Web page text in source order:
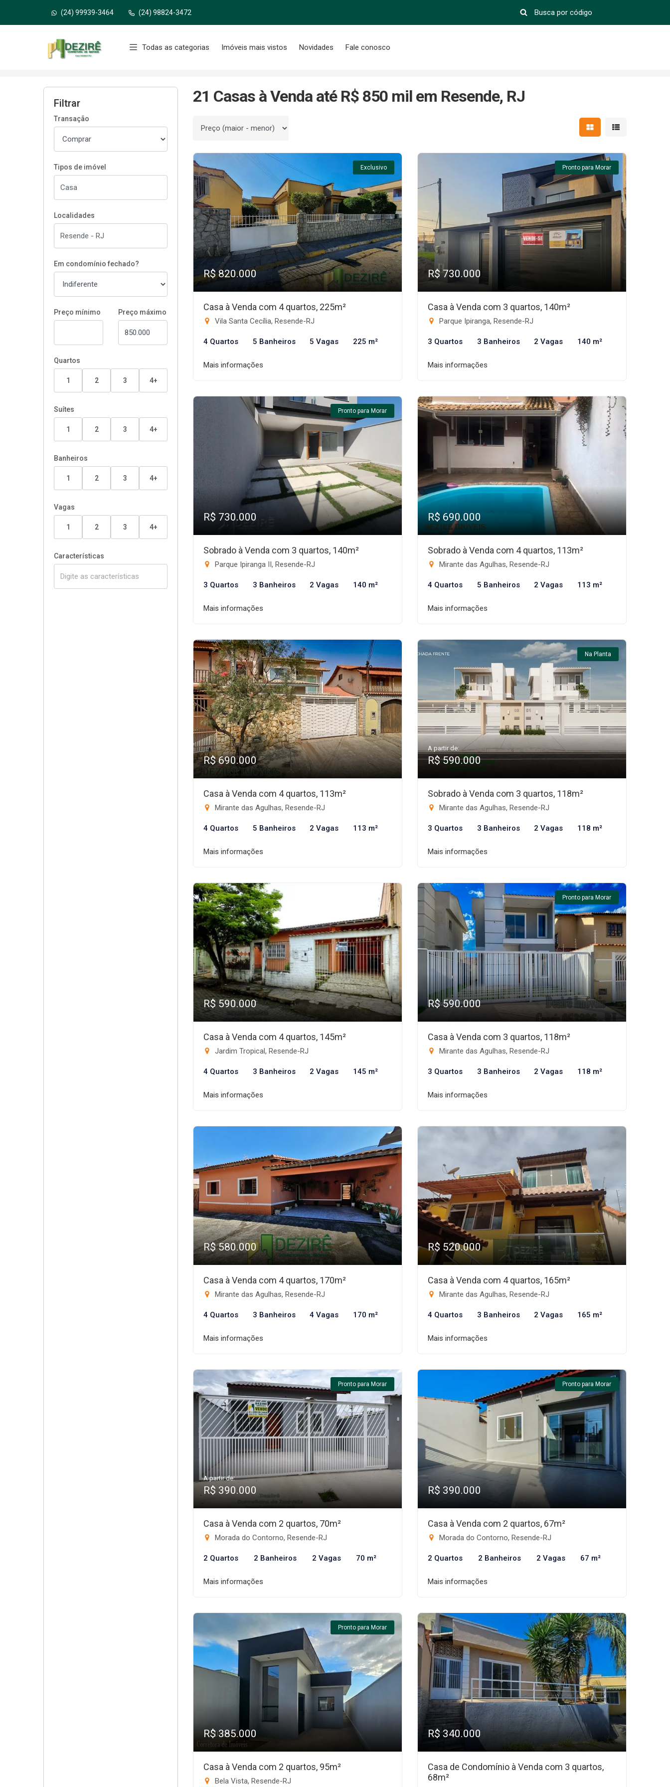
(24) 99939-3464 (24) 98824-3472
Página inicial
Todas as categorias Imóveis mais vistos Novidades Fale conosco
Filtrar
Transação
Tipos de imóvel
Localidades
Em condomínio fechado?
Preço mínimo Preço máximo
Quartos
1 2 3 4+
Suítes
1 2 3 4+
Banheiros
1 2 3 4+
Vagas
1 2 3 4+
Características
21 Casas à Venda até R$ 850 mil em Resende, RJ
Ordenar por Mostrar resultados em
Mostrar
Exclusivo
R$ 820.000
Casa à Venda com 4 quartos, 225m²
Vila Santa Cecília, Resende-RJ
4 Quartos 5 Banheiros 5 Vagas 225 m²
Mais informações
Pronto para Morar
R$ 730.000
Casa à Venda com 3 quartos, 140m²
Parque Ipiranga, Resende-RJ
3 Quartos 3 Banheiros 2 Vagas 140 m²
Mais informações
Pronto para Morar
R$ 730.000
Sobrado à Venda com 3 quartos, 140m²
Parque Ipiranga II, Resende-RJ
3 Quartos 3 Banheiros 2 Vagas 140 m²
Mais informações
R$ 690.000
Sobrado à Venda com 4 quartos, 113m²
Mirante das Agulhas, Resende-RJ
4 Quartos 5 Banheiros 2 Vagas 113 m²
Mais informações
R$ 690.000
Casa à Venda com 4 quartos, 113m²
Mirante das Agulhas, Resende-RJ
4 Quartos 5 Banheiros 2 Vagas 113 m²
Mais informações
Na Planta
A partir de:
R$ 590.000
Sobrado à Venda com 3 quartos, 118m²
Mirante das Agulhas, Resende-RJ
3 Quartos 3 Banheiros 2 Vagas 118 m²
Mais informações
R$ 590.000
Casa à Venda com 4 quartos, 145m²
Jardim Tropical, Resende-RJ
4 Quartos 3 Banheiros 2 Vagas 145 m²
Mais informações
Pronto para Morar
R$ 590.000
Casa à Venda com 3 quartos, 118m²
Mirante das Agulhas, Resende-RJ
3 Quartos 3 Banheiros 2 Vagas 118 m²
Mais informações
R$ 580.000
Casa à Venda com 4 quartos, 170m²
Mirante das Agulhas, Resende-RJ
4 Quartos 3 Banheiros 4 Vagas 170 m²
Mais informações
R$ 520.000
Casa à Venda com 4 quartos, 165m²
Mirante das Agulhas, Resende-RJ
4 Quartos 3 Banheiros 2 Vagas 165 m²
Mais informações
Pronto para Morar
A partir de:
R$ 390.000
Casa à Venda com 2 quartos, 70m²
Morada do Contorno, Resende-RJ
2 Quartos 2 Banheiros 2 Vagas 70 m²
Mais informações
Pronto para Morar
R$ 390.000
Casa à Venda com 2 quartos, 67m²
Morada do Contorno, Resende-RJ
2 Quartos 2 Banheiros 2 Vagas 67 m²
Mais informações
Pronto para Morar
R$ 385.000
Casa à Venda com 2 quartos, 95m²
Bela Vista, Resende-RJ
R$ 340.000
Casa de Condomínio à Venda com 3 quartos,
68m²